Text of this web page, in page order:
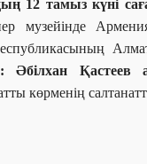
12 тамыз күні
музейінде
Әбілхан Қастеев
көрменің